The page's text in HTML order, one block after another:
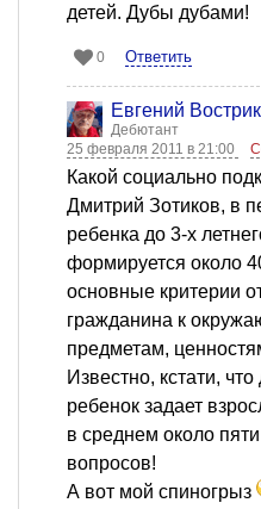
детей. Дубы дубами!
0 Ответить
Евгений
Дебютант
25 февраля 2011 в 21:00
Какой социально
Дмитрий Зотиков, в
ребенка до 3-х
формируется около
основные критерии
гражданина к
предметам,
Известно, кстати,
ребенок задает
в среднем около
вопросов!
А вот мой спиногрыз